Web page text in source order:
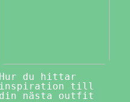
Hur du hittar
inspiration till
din nästa outfit